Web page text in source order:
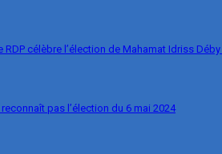
RDP célèbre l’élection de Mahamat Idriss
reconnaît pas l’élection du 6 mai 2024